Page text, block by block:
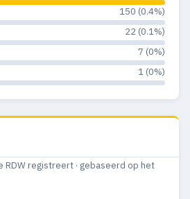
150 (0.4%)
22 (0.1%)
7 (0%)
1 (0%)
RDW registreert · gebaseerd op het